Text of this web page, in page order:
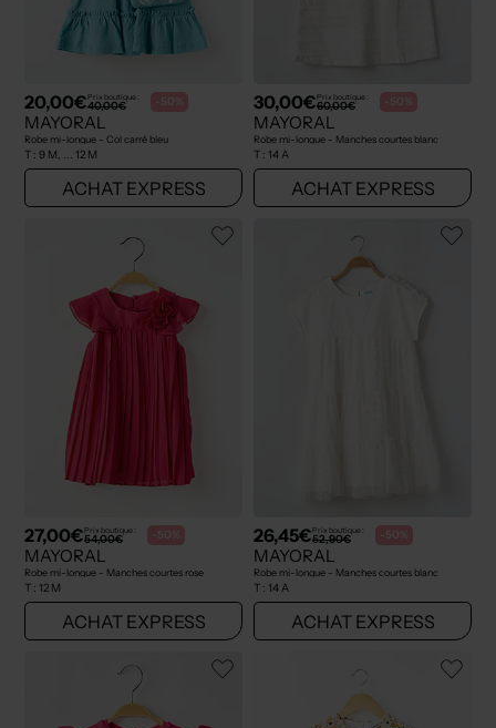
20,00€Prix boutique :
40,00€ -50%
MAYORAL
Robe mi-longue - Col carré bleu
T : 9 M, ... 12 M
ACHAT EXPRESS
30,00€Prix boutique :
60,00€ -50%
MAYORAL
Robe mi-longue - Manches courtes blanc
T : 14 A
ACHAT EXPRESS
27,00€Prix boutique :
54,00€ -50%
MAYORAL
Robe mi-longue - Manches courtes rose
T : 12 M
ACHAT EXPRESS
26,45€Prix boutique :
52,90€ -50%
MAYORAL
Robe mi-longue - Manches courtes blanc
T : 14 A
ACHAT EXPRESS